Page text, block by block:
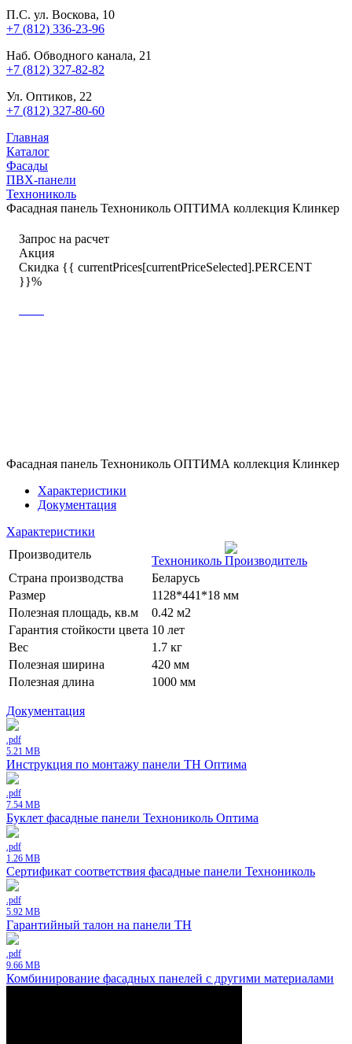
П.С. ул. Воскова, 10
+7 (812) 336-23-96
Наб. Обводного канала, 21
+7 (812) 327-82-82
Ул. Оптиков, 22
+7 (812) 327-80-60
Главная
Каталог
Фасады
ПВХ-панели
Технониколь
Фасадная панель Технониколь ОПТИМА коллекция Клинкер
Запрос на расчет
Акция
Скидка {{ currentPrices[currentPriceSelected].PERCENT
}}%
Фасадная панель Технониколь ОПТИМА коллекция Клинкер
Характеристики
Документация
Характеристики
Производитель
Технониколь
Страна производства
Беларусь
Размер
1128*441*18 мм
Полезная площадь, кв.м
0.42 м2
Гарантия стойкости цвета 10 лет
Вес
1.7 кг
Полезная ширина
420 мм
Полезная длина
1000 мм
Документация
.pdf
5.21 MB
Инструкция по монтажу панели ТН Оптима
.pdf
7.54 MB
Буклет фасадные панели Технониколь Оптима
.pdf
1.26 MB
Сертификат соответствия фасадные панели Технониколь
.pdf
5.92 MB
Гарантийный талон на панели ТН
.pdf
9.66 MB
Комбинирование фасадных панелей с другими материалами